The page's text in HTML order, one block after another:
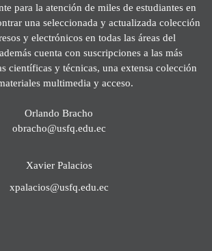
para la atención de miles de estudiantes en
una seleccionada y actualizada colección
y electrónicos en todas las áreas del
cuenta con suscripciones a las más
científicas y técnicas, una extensa colección
multimedia y acceso.
Orlando Bracho
obracho@usfq.edu.ec
Xavier Palacios
xpalacios@usfq.edu.ec